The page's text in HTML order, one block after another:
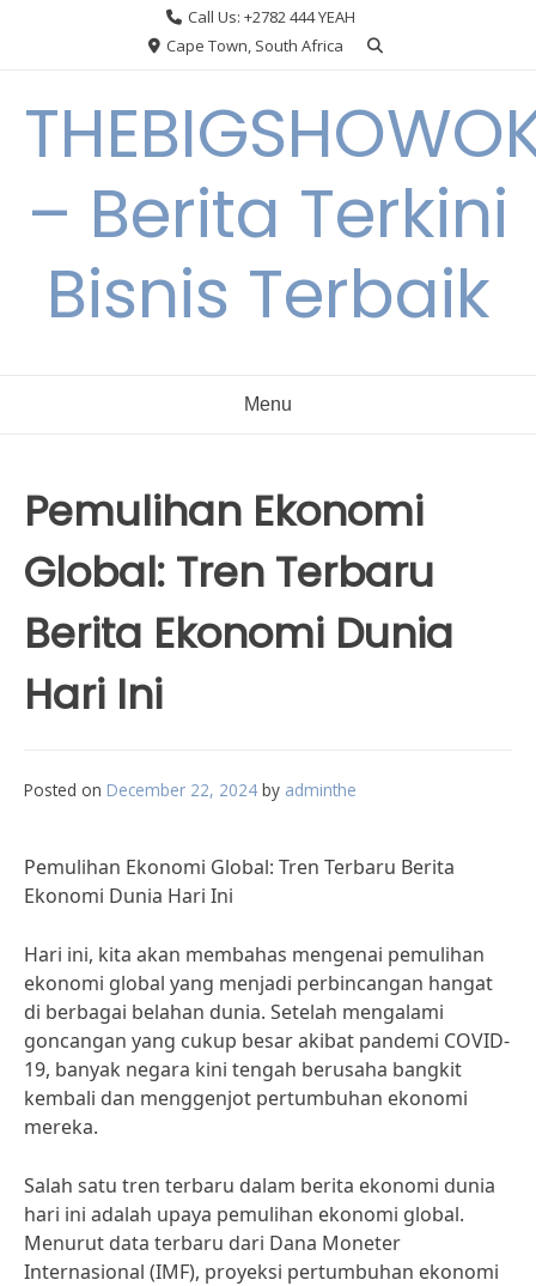
Call Us: +2782 444 YEAH
Cape Town, South Africa
– Berita Terkini
Bisnis Terbaik
Menu
Pemulihan Ekonomi
Global: Tren Terbaru
Berita Ekonomi Dunia
Hari Ini
Posted on December 22, 2024 by adminthe
Pemulihan Ekonomi Global: Tren Terbaru Berita
Ekonomi Dunia Hari Ini
Hari ini, kita akan membahas mengenai pemulihan
ekonomi global yang menjadi perbincangan hangat
di berbagai belahan dunia. Setelah mengalami
goncangan yang cukup besar akibat pandemi COVID-
19, banyak negara kini tengah berusaha bangkit
kembali dan menggenjot pertumbuhan ekonomi
mereka.
Salah satu tren terbaru dalam berita ekonomi dunia
hari ini adalah upaya pemulihan ekonomi global.
Menurut data terbaru dari Dana Moneter
Internasional (IMF), proyeksi pertumbuhan ekonomi